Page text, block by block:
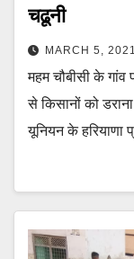
चढूनी
MARCH 5, 2021
महम चौबीसी के गांव
से किसानों को
यूनियन के हरियाणा